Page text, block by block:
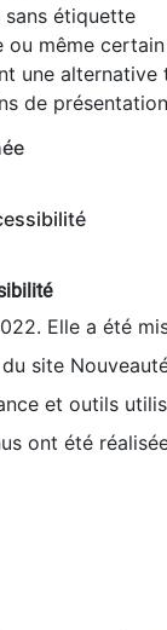
étiquette
même
une alternative
de
Elle a été
site
et outils
ont été